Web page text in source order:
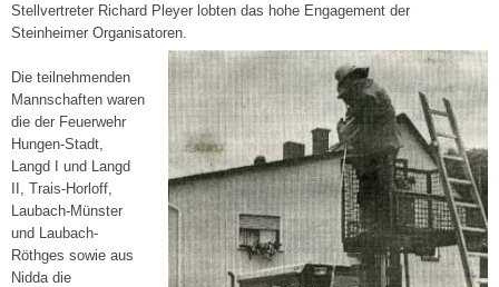
Stellvertreter Richard Pleyer lobten das hohe Engagement der
Steinheimer Organisatoren.
Die teilnehmenden
Mannschaften waren
die der Feuerwehr
Hungen-Stadt,
Langd I und Langd
II, Trais-Horloff,
Laubach-Münster
und Laubach-
Röthges sowie aus
Nidda die